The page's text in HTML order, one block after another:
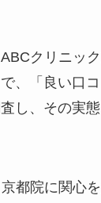
クリニッ
、「良い口
し、その実
都院に関心